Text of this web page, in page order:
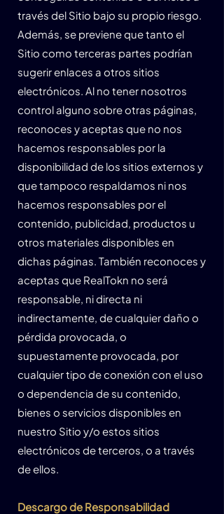
través del Sitio bajo su propio riesgo.
Además, se previene que tanto el
Sitio como terceras partes podrían
sugerir enlaces a otros sitios
electrónicos. Al no tener nosotros
control alguno sobre otras páginas,
reconoces y aceptas que no nos
hacemos responsables por la
disponibilidad de los sitios externos y
que tampoco respaldamos ni nos
hacemos responsables por el
contenido, publicidad, productos u
otros materiales disponibles en
dichas páginas. También reconoces y
aceptas que RealTokn no será
responsable, ni directa ni
indirectamente, de cualquier daño o
pérdida provocada, o
supuestamente provocada, por
cualquier tipo de conexión con el uso
o dependencia de su contenido,
bienes o servicios disponibles en
nuestro Sitio y/o estos sitios
electrónicos de terceros, o a través
de ellos.
Descargo de Responsabilidad